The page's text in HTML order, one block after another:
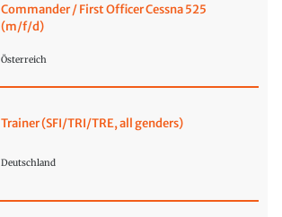
Commander / First Officer Cessna 525
(m/f/d)
Österreich
Trainer (SFI/TRI/TRE, all genders)
Deutschland